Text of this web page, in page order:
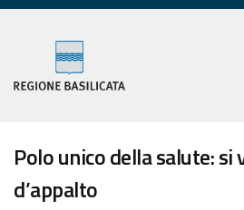
Polo unico della salute: si
d’appalto